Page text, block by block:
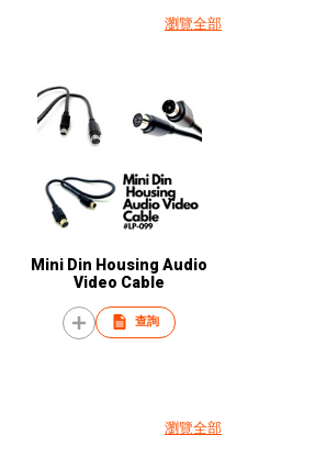
瀏覽全部
Mini Din Housing Audio
Video Cable
查詢
瀏覽全部